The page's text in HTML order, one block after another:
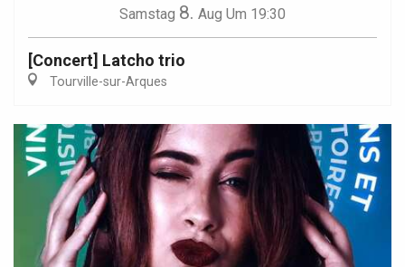
Samstag 8. Aug Um 19:30
[Concert] Latcho trio
Tourville-sur-Arques